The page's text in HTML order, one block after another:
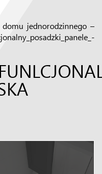
jednorodzinnego –